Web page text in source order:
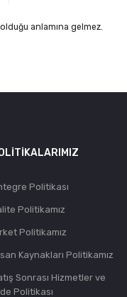
anlamına gelmez.
Politikası
Politikamız
Politikamız
Kaynakları Politikamız
Sonrası Hizmetler ve
Politikası